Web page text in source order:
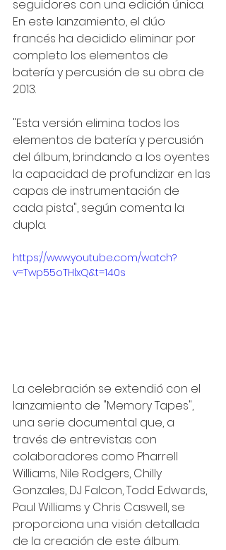
seguidores con una edición única.
En este lanzamiento, el dúo
francés ha decidido eliminar por
completo los elementos de
batería y percusión de su obra de
2013.
"Esta versión elimina todos los
elementos de batería y percusión
del álbum, brindando a los oyentes
la capacidad de profundizar en las
capas de instrumentación de
cada pista", según comenta la
dupla.
https://www.youtube.com/watch?
v=Twp55oTHlxQ&t=140s
La celebración se extendió con el
lanzamiento de "Memory Tapes",
una serie documental que, a
través de entrevistas con
colaboradores como Pharrell
Williams, Nile Rodgers, Chilly
Gonzales, DJ Falcon, Todd Edwards,
Paul Williams y Chris Caswell, se
proporciona una visión detallada
de la creación de este álbum.